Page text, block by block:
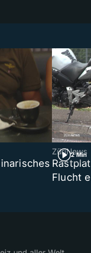
2 Min
ZüriNews
Flucht